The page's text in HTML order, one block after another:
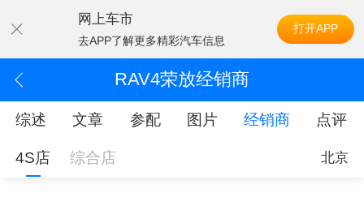
网上车市
去APP了解更多精彩汽车信息
打开APP
RAV4荣放经销商
综述 文章 参配 图片 经销商 点评
4S店 综合店 北京